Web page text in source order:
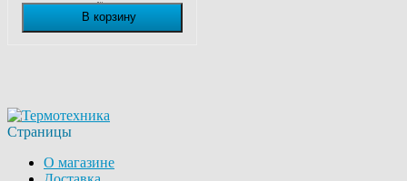
В корзину
Страницы
О магазине